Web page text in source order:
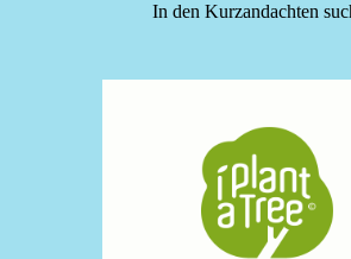
In den Kurzandachten